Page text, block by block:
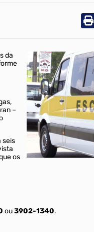
da
–
seis
os
ou3902-1340.